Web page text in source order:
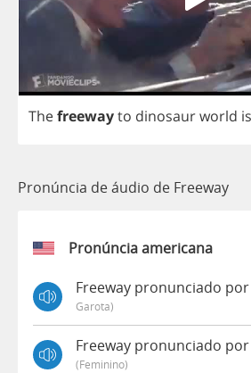
Thefreewayto dinosaurworld is
Pronúncia de áudio de Freeway
Pronúncia americana
Freeway pronunciado por
Garota)
Freeway pronunciado por
(feminino)